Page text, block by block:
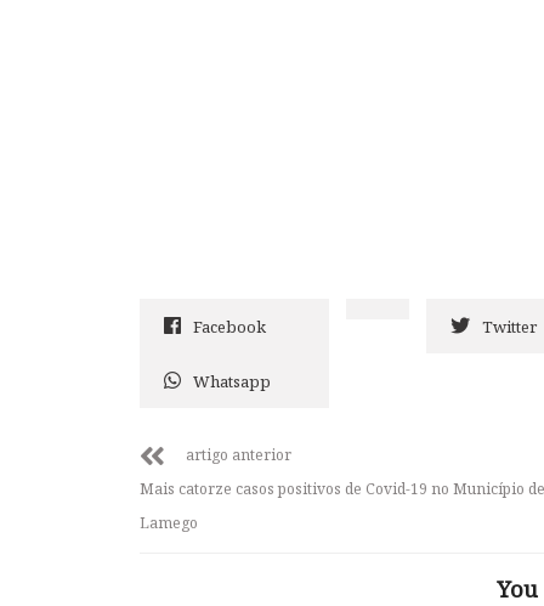
Facebook Twitter
Whatsapp
artigo anterior
Mais catorze casos positivos de Covid-19 no Município de
Lamego